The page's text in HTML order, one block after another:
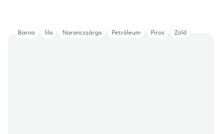
Barna lila Narancssárga Petróleum Piros Zöld